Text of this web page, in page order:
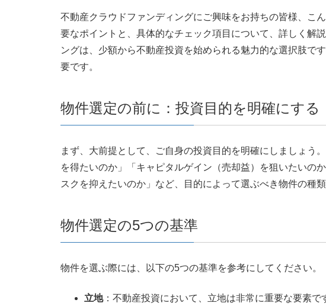
不動産クラウドファンディングにご興味をお持ちの皆様、こ
要なポイントと、具体的なチェック項目について、詳しく解
ングは、少額から不動産投資を始められる魅力的な選択肢で
要です。
物件選定の前に：投資目的を明確にする
まず、大前提として、ご自身の投資目的を明確にしましょう
を得たいのか」「キャピタルゲイン（売却益）を狙いたいの
スクを抑えたいのか」など、目的によって選ぶべき物件の種
物件選定の5つの基準
物件を選ぶ際には、以下の5つの基準を参考にしてください。
立地：不動産投資において、立地は非常に重要な要素